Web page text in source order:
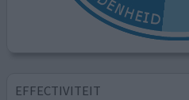
EFFECTIVITEIT